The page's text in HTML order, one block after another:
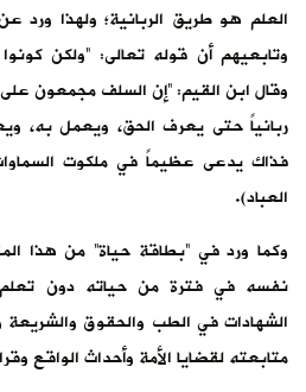
العلم هو طريق الربانية؛ ولهذا ورد
وتابعيهم أن قوله تعالى: “ولكن
وقال ابن القيم: “إن السلف مجمعون
ربانياً حتى يعرف الحق، ويعمل به،
فذاك يدعى عظيماً في ملكوت
العباد).
وكما ورد في “بطاقة حياة” من هذا
نفسه في فترة من حياته دون
الشهادات في الطب والحقوق والشريعة
متابعته لقضايا الأمة وأحداث الواقع